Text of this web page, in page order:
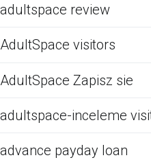
adultspace review
AdultSpace visitors
AdultSpace Zapisz sie
adultspace-inceleme
advance payday loan